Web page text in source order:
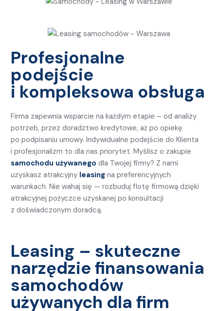
Profesjonalne
podejście
i kompleksowa obsługa
Firma zapewnia wsparcie na każdym etapie – od analizy
potrzeb, przez doradztwo kredytowe, aż po opiekę
po podpisaniu umowy. Indywidualne podejście do Klienta
i profesjonalizm to dla nas priorytet. Myślisz o zakupie
samochodu używanego dla Twojej firmy? Z nami
uzyskasz atrakcyjny leasing na preferencyjnych
warunkach. Nie wahaj się — rozbuduj flotę firmową dzięki
atrakcyjnej pożyczce uzyskanej po konsultacji
z doświadczonym doradcą.
Leasing – skuteczne
narzędzie finansowania
samochodów
używanych dla firm